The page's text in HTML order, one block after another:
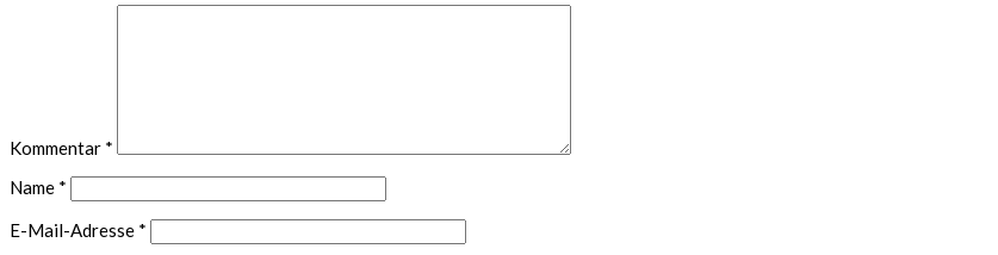
Kommentar *
Name *
E-Mail-Adresse *